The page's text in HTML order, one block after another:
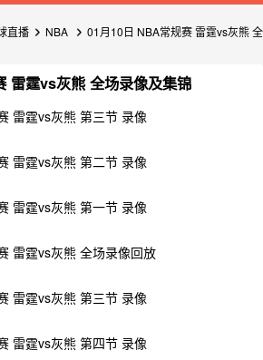
直播 NBA
01月10日 NBA常规赛 雷霆vs灰熊 全
雷霆vs灰熊 全场录像及集锦
雷霆vs灰熊 第三节 录像
雷霆vs灰熊 第二节 录像
雷霆vs灰熊 第一节 录像
雷霆vs灰熊 全场录像回放
雷霆vs灰熊 第三节 录像
雷霆vs灰熊 第四节 录像